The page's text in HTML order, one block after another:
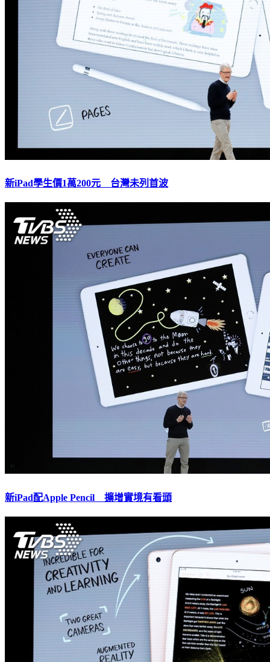
新iPad學生價1萬200元 台灣未列首波
新iPad配Apple Pencil 擴增實境有看頭